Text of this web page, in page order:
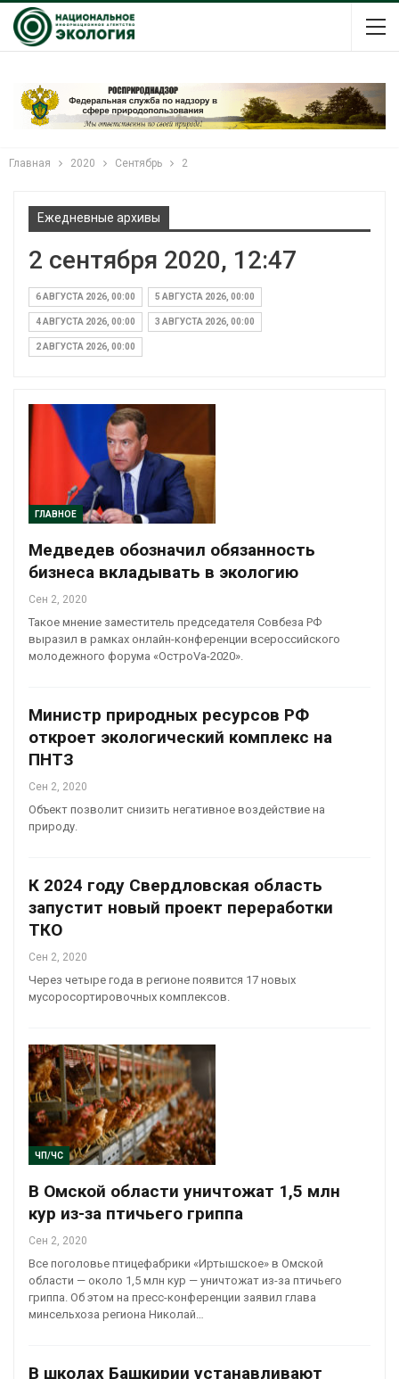
Главная 2020 Сентябрь 2
Ежедневные архивы
2 сентября 2020, 12:47
6 АВГУСТА 2026, 00:00 5 АВГУСТА 2026, 00:00
4 АВГУСТА 2026, 00:00 3 АВГУСТА 2026, 00:00
2 АВГУСТА 2026, 00:00
ГЛАВНОЕ
Медведев обозначил обязанность
бизнеса вкладывать в экологию
Сен 2, 2020
Такое мнение заместитель председателя Совбеза РФ
выразил в рамках онлайн-конференции всероссийского
молодежного форума «ОстроVа-2020».
Министр природных ресурсов РФ
откроет экологический комплекс на
ПНТЗ
Сен 2, 2020
Объект позволит снизить негативное воздействие на
природу.
К 2024 году Свердловская область
запустит новый проект переработки
ТКО
Сен 2, 2020
Через четыре года в регионе появится 17 новых
мусоросортировочных комплексов.
ЧП/ЧС
В Омской области уничтожат 1,5 млн
кур из-за птичьего гриппа
Сен 2, 2020
Все поголовье птицефабрики «Иртышское» в Омской
области — около 1,5 млн кур — уничтожат из-за птичьего
гриппа. Об этом на пресс-конференции заявил глава
минсельхоза региона Николай…
В школах Башкирии устанавливают